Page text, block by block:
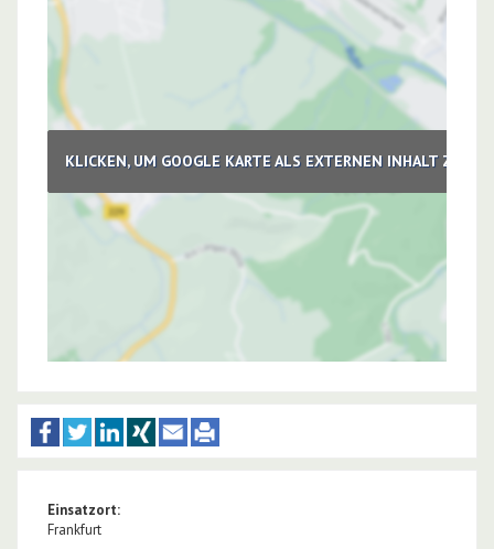
KLICKEN, UM GOOGLE KARTE ALS EXTERNEN INHALT ZU
Einsatzort:
Frankfurt